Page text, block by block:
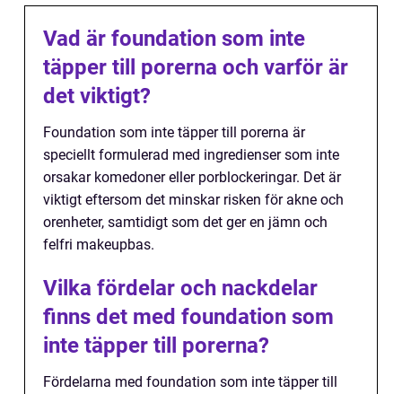
Vad är foundation som inte
täpper till porerna och varför är
det viktigt?
Foundation som inte täpper till porerna är
speciellt formulerad med ingredienser som inte
orsakar komedoner eller porblockeringar. Det är
viktigt eftersom det minskar risken för akne och
orenheter, samtidigt som det ger en jämn och
felfri makeupbas.
Vilka fördelar och nackdelar
finns det med foundation som
inte täpper till porerna?
Fördelarna med foundation som inte täpper till